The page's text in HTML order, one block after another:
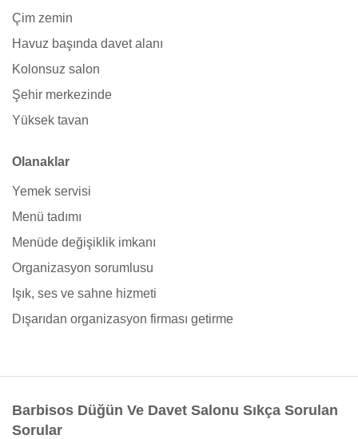
Çim zemin
Havuz başında davet alanı
Kolonsuz salon
Şehir merkezinde
Yüksek tavan
Olanaklar
Yemek servisi
Menü tadımı
Menüde değişiklik imkanı
Organizasyon sorumlusu
Işık, ses ve sahne hizmeti
Dışarıdan organizasyon firması getirme
Barbisos Düğün Ve Davet Salonu Sıkça Sorulan
Sorular